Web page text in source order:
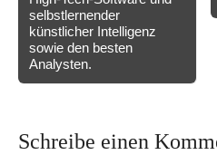
selbstlernender
künstlicher Intelligenz
sowie den besten
Analysten.
Schreibe einen